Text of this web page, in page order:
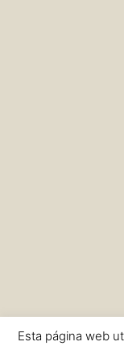
Esta página web